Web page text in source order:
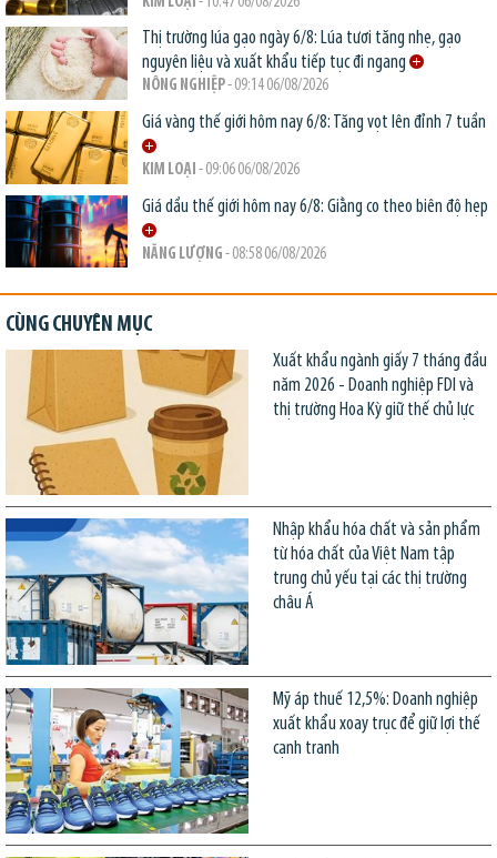
Thị trường lúa gạo ngày 6/8: Lúa tươi tăng nhẹ, gạo
nguyên liệu và xuất khẩu tiếp tục đi ngang
NÔNG NGHIỆP- 09:14 06/08/2026
Giá vàng thế giới hôm nay 6/8: Tăng vọt lên đỉnh 7 tuần
KIM LOẠI - 09:06 06/08/2026
Giá dầu thế giới hôm nay 6/8: Giằng co theo biên độ hẹp
NĂNG LƯỢNG - 08:58 06/08/2026
CÙNG CHUYÊN MỤC
Xuất khẩu ngành giấy 7 tháng đầu
năm 2026 - Doanh nghiệp FDI và
thị trường Hoa Kỳ giữ thế chủ lực
Nhập khẩu hóa chất và sản phẩm
từ hóa chất của Việt Nam tập
trung chủ yếu tại các thị trường
châu Á
Mỹ áp thuế 12,5%: Doanh nghiệp
xuất khẩu xoay trục để giữ lợi thế
cạnh tranh